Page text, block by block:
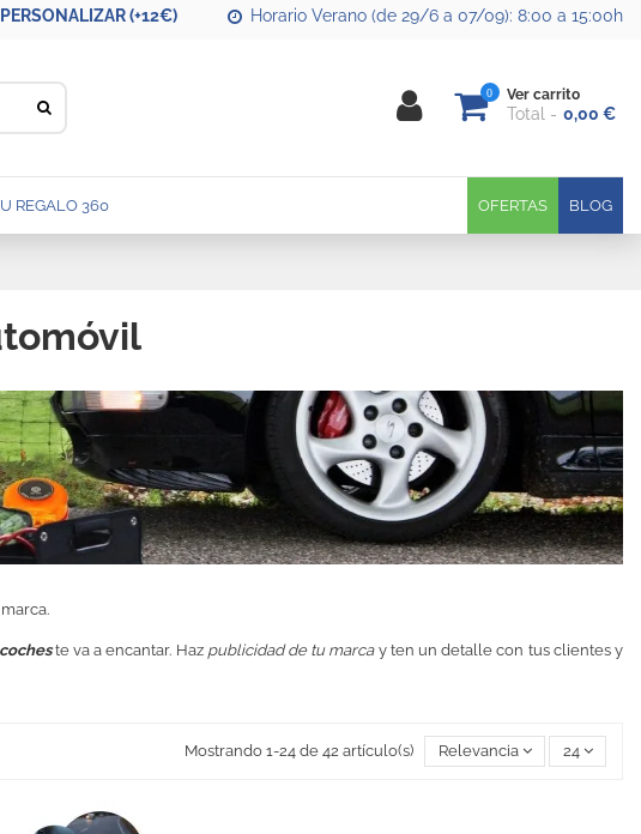
(+12€) Horario Verano (de 29/6 a 07/09): 8:00 a 15:00h
0 Ver carrito
Total 0,00 €
BLOG
REGALO 360 OFERTAS
te va a encantar. Haz publicidad de tu marcay ten un detalle con tus clientes y
Mostrando 1-24 de 42 artículo(s) Relevancia 24